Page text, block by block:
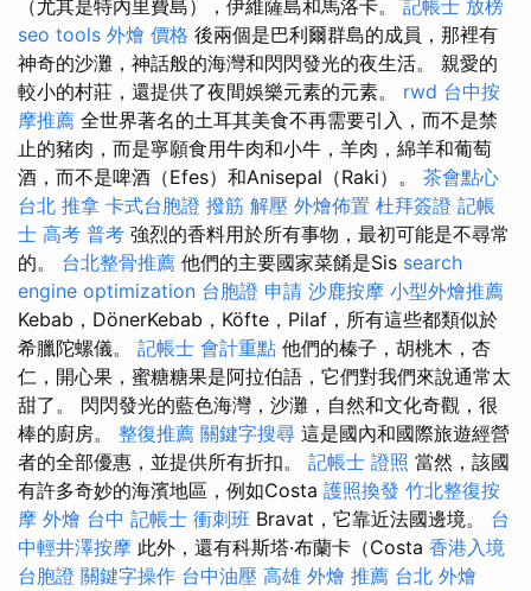
（尤其是特內里費島），伊維薩島和馬洛卡。 記帳士 放榜
seo tools 外燴 價格 後兩個是巴利爾群島的成員，那裡有
神奇的沙灘，神話般的海灣和閃閃發光的夜生活。 親愛的
較小的村莊，還提供了夜間娛樂元素的元素。 rwd 台中按
摩推薦 全世界著名的土耳其美食不再需要引入，而不是禁
止的豬肉，而是寧願食用牛肉和小牛，羊肉，綿羊和葡萄
酒，而不是啤酒（Efes）和Anisepal（Raki）。 茶會點心
台北 推拿 卡式台胞證 撥筋 解壓 外燴佈置 杜拜簽證 記帳
士 高考 普考 強烈的香料用於所有事物，最初可能是不尋常
的。 台北整骨推薦 他們的主要國家菜餚是Sis search
engine optimization 台胞證 申請 沙鹿按摩 小型外燴推薦
Kebab，DönerKebab，Köfte，Pilaf，所有這些都類似於
希臘陀螺儀。 記帳士 會計重點 他們的榛子，胡桃木，杏
仁，開心果，蜜糖糖果是阿拉伯語，它們對我們來說通常太
甜了。 閃閃發光的藍色海灣，沙灘，自然和文化奇觀，很
棒的廚房。 整復推薦 關鍵字搜尋 這是國內和國際旅遊經營
者的全部優惠，並提供所有折扣。 記帳士 證照 當然，該國
有許多奇妙的海濱地區，例如Costa 護照換發 竹北整復按
摩 外燴 台中 記帳士 衝刺班 Bravat，它靠近法國邊境。 台
中輕井澤按摩 此外，還有科斯塔·布蘭卡（Costa 香港入境
台胞證 關鍵字操作 台中油壓 高雄 外燴 推薦 台北 外燴